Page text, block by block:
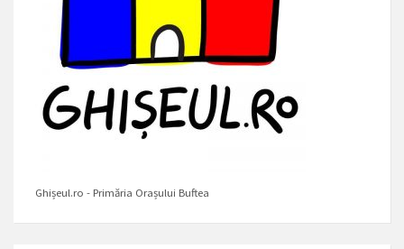
Ghișeul.ro - Primăria Orașului Buftea